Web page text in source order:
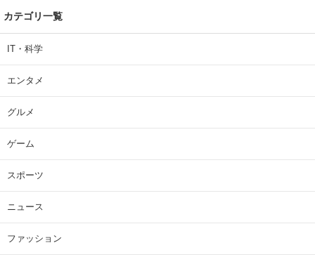
カテゴリ一覧
IT・科学
エンタメ
グルメ
ゲーム
スポーツ
ニュース
ファッション